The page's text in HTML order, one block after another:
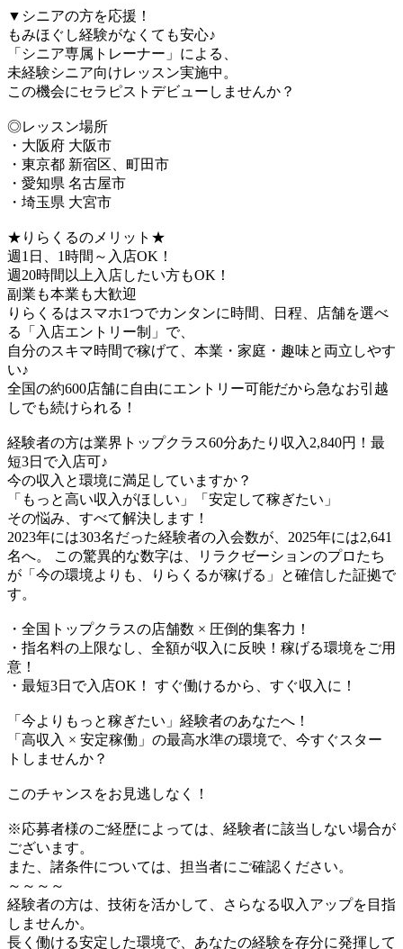
▼シニアの方を応援！
もみほぐし経験がなくても安心♪
「シニア専属トレーナー」による、
未経験シニア向けレッスン実施中。
この機会にセラピストデビューしませんか？
◎レッスン場所
・大阪府 大阪市
・東京都 新宿区、町田市
・愛知県 名古屋市
・埼玉県 大宮市
★りらくるのメリット★
週1日、1時間～入店OK！
週20時間以上入店したい方もOK！
副業も本業も大歓迎
りらくるはスマホ1つでカンタンに時間、日程、店舗を選べ
る「入店エントリー制」で、
​自分のスキマ時間で稼げて、本業・家庭・趣味と両立しやす
い♪​
全国の約600店舗に自由にエントリー可能だから急なお引越
しでも続けられる！
経験者の方は業界トップクラス60分あたり収入2,840円！最
短3日で入店可♪
今の収入と環境に満足していますか？
「もっと高い収入がほしい」「安定して稼ぎたい」
その悩み、すべて解決します！
2023年には303名だった経験者の入会数が、2025年には2,641
名へ。 この驚異的な数字は、リラクゼーションのプロたち
が「今の環境よりも、りらくるが稼げる」と確信した証拠で
す。
・全国トップクラスの店舗数 × 圧倒的集客力！
・指名料の上限なし、全額が収入に反映！稼げる環境をご用
意！
・最短3日で入店OK！ すぐ働けるから、すぐ収入に！
「今よりもっと稼ぎたい」経験者のあなたへ！
「高収入 × 安定稼働」の最高水準の環境で、今すぐスター
トしませんか？
このチャンスをお見逃しなく！
※応募者様のご経歴によっては、経験者に該当しない場合が
ございます。
また、諸条件については、担当者にご確認ください。
～～～～
経験者の方は、技術を活かして、さらなる収入アップを目指
しませんか。
長く働ける安定した環境で、あなたの経験を存分に発揮して